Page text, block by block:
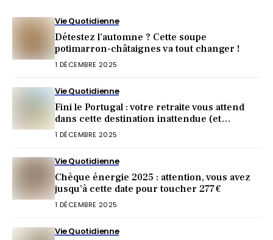
Vie Quotidienne
Détestez l’automne ? Cette soupe
potimarron-châtaignes va tout changer !
1 DÉCEMBRE 2025
Vie Quotidienne
Fini le Portugal : votre retraite vous attend
dans cette destination inattendue (et
irrésistible) !
1 DÉCEMBRE 2025
Vie Quotidienne
Chèque énergie 2025 : attention, vous avez
jusqu’à cette date pour toucher 277 €
1 DÉCEMBRE 2025
Vie Quotidienne